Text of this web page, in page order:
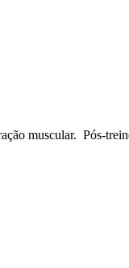
muscular. Pós-